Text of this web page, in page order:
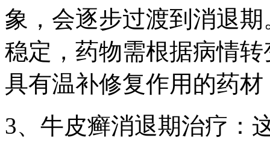
象，会逐步过渡到消退
稳定，药物需根据病情
具有温补修复作用的药
3、牛皮癣消退期治疗：